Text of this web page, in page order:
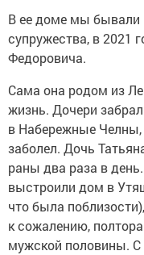
В ее доме мы бывали
супружества, в 2021
Федоровича.
Сама она родом из
жизнь. Дочери
в Набережные Челны,
заболел. Дочь
раны два раза в
выстроили дом в
что была
к сожалению,
мужской половины. С